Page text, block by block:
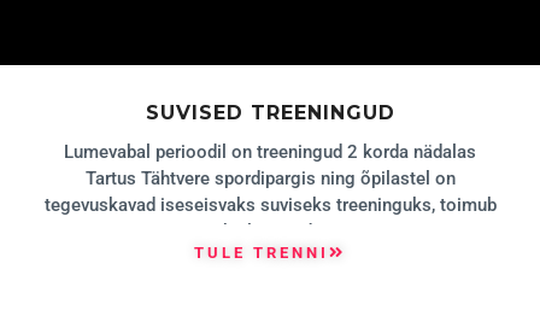
SUVISED TREENINGUD
Lumevabal perioodil on treeningud 2 korda nädalas
Tartus Tähtvere spordipargis ning õpilastel on
tegevuskavad iseseisvaks suviseks treeninguks, toimub
ka laagreid.
TULE TRENNI